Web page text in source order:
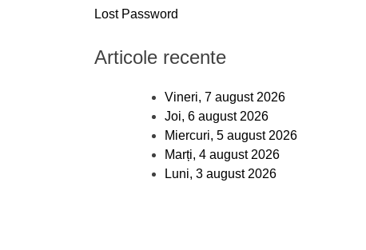
Lost Password
Articole recente
Vineri, 7 august 2026
Joi, 6 august 2026
Miercuri, 5 august 2026
Marți, 4 august 2026
Luni, 3 august 2026